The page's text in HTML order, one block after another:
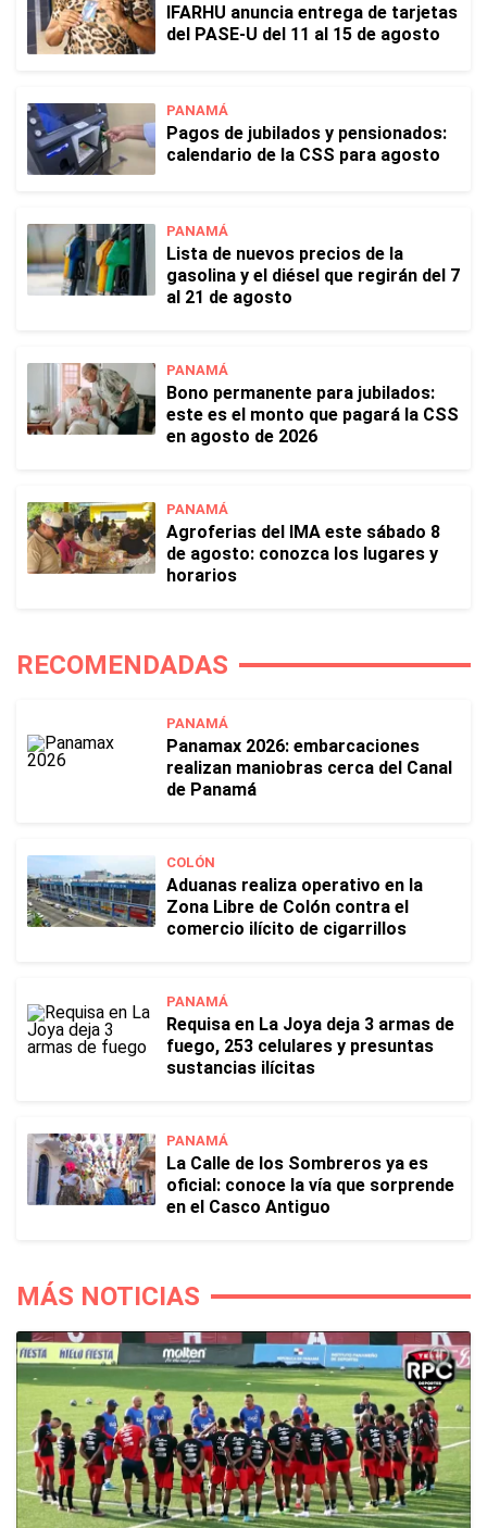
IFARHU anuncia entrega de tarjetas
del PASE-U del 11 al 15 de agosto
PANAMÁ
Pagos de jubilados y pensionados:
calendario de la CSS para agosto
PANAMÁ
Lista de nuevos precios de la
gasolina y el diésel que regirán del 7
al 21 de agosto
PANAMÁ
Bono permanente para jubilados:
este es el monto que pagará la CSS
en agosto de 2026
PANAMÁ
Agroferias del IMA este sábado 8
de agosto: conozca los lugares y
horarios
RECOMENDADAS
PANAMÁ
Panamax 2026: embarcaciones
realizan maniobras cerca del Canal
de Panamá
COLÓN
Aduanas realiza operativo en la
Zona Libre de Colón contra el
comercio ilícito de cigarrillos
PANAMÁ
Requisa en La Joya deja 3 armas de
fuego, 253 celulares y presuntas
sustancias ilícitas
PANAMÁ
La Calle de los Sombreros ya es
oficial: conoce la vía que sorprende
en el Casco Antiguo
MÁS NOTICIAS